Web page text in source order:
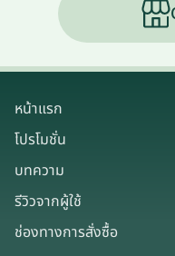
หน้าแรก
โปรโมชั่น
บทความ
รีวิวจากผู้ใช้
ช่องทางการสั่งซื้อ